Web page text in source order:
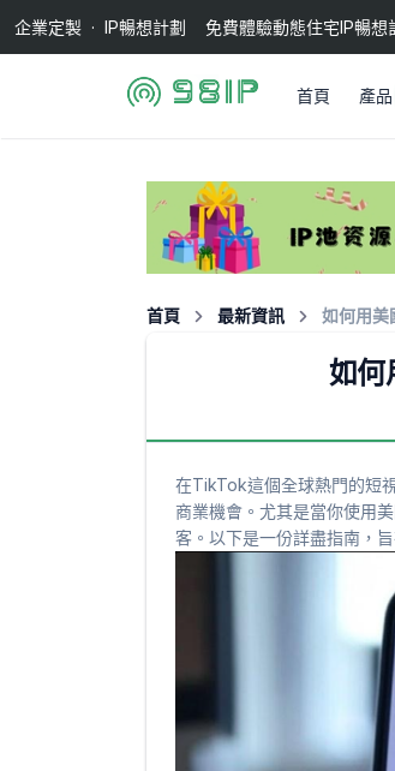
企業定製 · IP暢想計劃 免費體驗動態住宅IP暢想
首頁 產品
首頁 最新資訊 如何用
如何
在TikTok這個全球熱門的短
商業機會。尤其是當你使用
客。以下是一份詳盡指南，